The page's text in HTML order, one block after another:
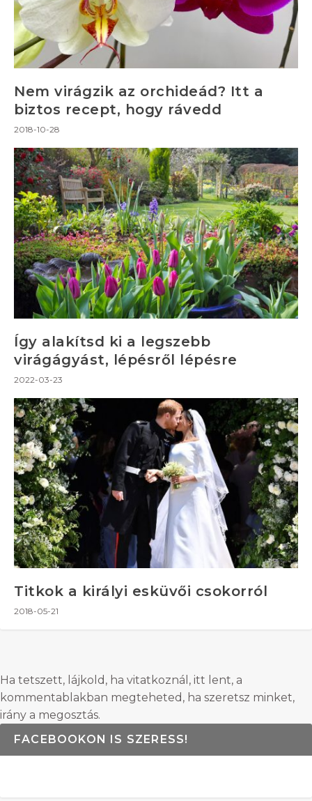
Nem virágzik az orchideád? Itt a
biztos recept, hogy rávedd
2018-10-28
Így alakítsd ki a legszebb
virágágyást, lépésről lépésre
2022-03-23
Titkok a királyi esküvői csokorról
2018-05-21
Ha tetszett, lájkold, ha vitatkoznál, itt lent, a
kommentablakban megteheted, ha szeretsz minket,
irány a megosztás.
FACEBOOKON IS SZERESS!